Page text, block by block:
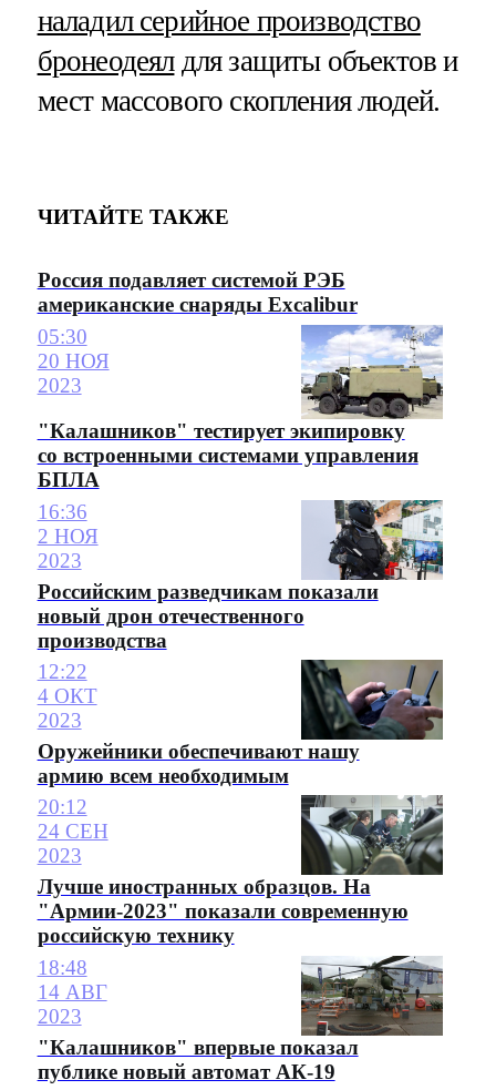
наладил серийное производство
бронеодеялдля защиты объектов и
мест массового скопления людей.
ЧИТАЙТЕ ТАКЖЕ
Россия подавляет системой РЭБ
американские снаряды Excalibur
05:30
20 НОЯ
2023
"Калашников" тестирует экипировку
со встроенными системами управления
БПЛА
16:36
2 НОЯ
2023
Российским разведчикам показали
новый дрон отечественного
производства
12:22
4 ОКТ
2023
Оружейники обеспечивают нашу
армию всем необходимым
20:12
24 СЕН
2023
Лучше иностранных образцов. На
"Армии-2023" показали современную
российскую технику
18:48
14 АВГ
2023
"Калашников" впервые показал
публике новый автомат АК-19